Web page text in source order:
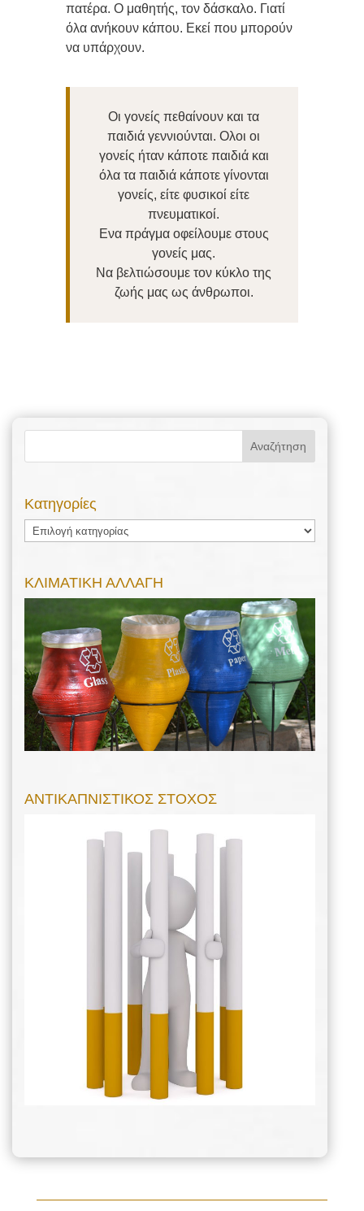
πατέρα. Ο μαθητής, τον δάσκαλο. Γιατί
όλα ανήκουν κάπου. Εκεί που μπορούν
να υπάρχουν.
Οι γονείς πεθαίνουν και τα
παιδιά γεννιούνται. Ολοι οι
γονείς ήταν κάποτε παιδιά και
όλα τα παιδιά κάποτε γίνονται
γονείς, είτε φυσικοί είτε
πνευματικοί.
Ενα πράγμα οφείλουμε στους
γονείς μας.
Να βελτιώσουμε τον κύκλο της
ζωής μας ως άνθρωποι.
Kατηγορίες
Kατηγορίες
ΚΛΙΜΑΤΙΚΗ ΑΛΛΑΓΗ
ΑΝΤΙΚΑΠΝΙΣΤΙΚΟΣ ΣΤΟΧΟΣ